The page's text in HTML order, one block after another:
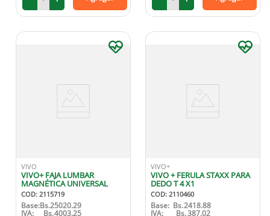
VIVO
VIVO+ FAJA LUMBAR
MAGNÉTICA UNIVERSAL
COD: 2115719
Base:Bs.25020.29
IVA: Bs.4003.25
VIVO+
VIVO + FERULA STAXX PARA
DEDO T 4 X1
COD: 2110460
Base: Bs.2418.88
IVA: Bs.387.02